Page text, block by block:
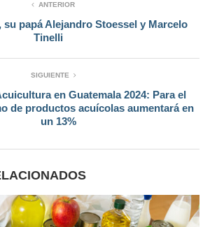
ANTERIOR
su papá Alejandro Stoessel y Marcelo
Tinelli
SIGUIENTE
en Guatemala 2024: Para el
de productos acuícolas aumentará en
un 13%